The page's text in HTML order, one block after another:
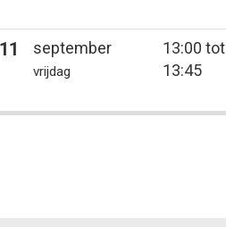
11 september
vrijdag
13:00 tot
13:45